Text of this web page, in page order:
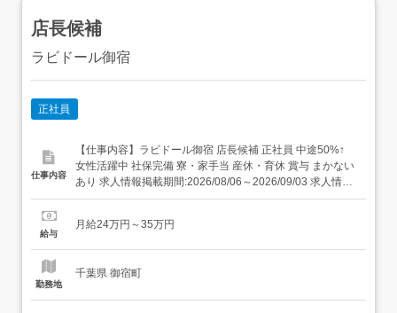
店長候補
ラビドール御宿
正社員
仕事内容
【仕事内容】ラビドール御宿 店長候補 正社員 中途50%↑
女性活躍中 社保完備 寮・家⼿当 産休・育休 賞与 まかない
あり 求人情報掲載期間:2026/08/06～2026/09/03 求人情報
店舗の特徴 昇給・賞与・社宅・122日休の集団調理 住 所
より徒歩24分 URL ...
給与
月給24万円～35万円
勤務地
千葉県 御宿町